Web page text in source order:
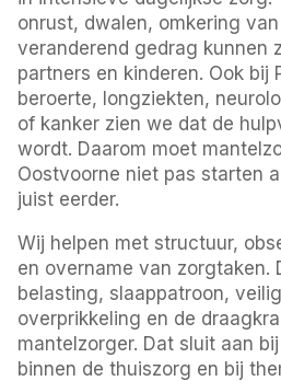
onrust, dwalen, omkering
veranderend gedrag kunnen
partners en kinderen. Ook bij
beroerte, longziekten,
of kanker zien we dat de
wordt. Daarom moet
Oostvoorne niet pas starten
juist eerder.
Wij helpen met structuur,
en overname van zorgtaken.
belasting, slaappatroon,
overprikkeling en de
mantelzorger. Dat sluit aan
binnen de thuiszorg en bij